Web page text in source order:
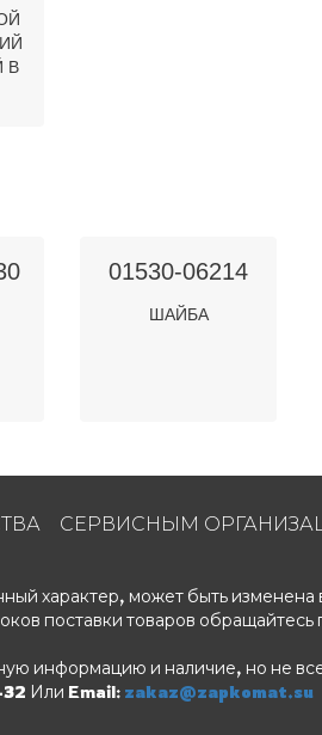
В
01530-06214
ШАЙБА
СЕРВИСНЫМ
характер, может быть
поставки товаров обращайтесь
информацию и наличие, но не
Или Email: zakaz@zapkomat.su